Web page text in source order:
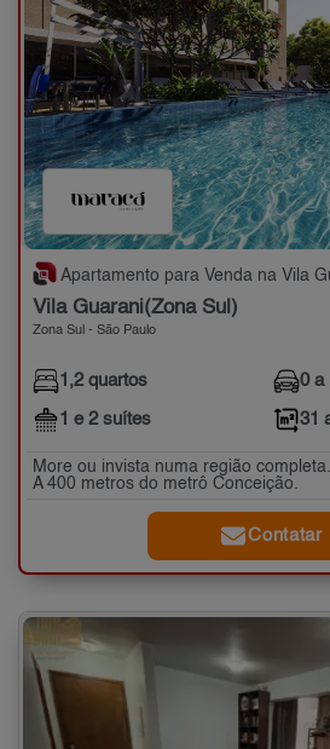
Apartamento para Venda na Vila Guarani(Zona
Vila Guarani(Zona Sul)
Zona Sul - São Paulo
1,2 quartos
1 e 2 suítes
0 a
31
More ou invista numa região completa.
A 400 metros do metrô Conceição.
Contatar